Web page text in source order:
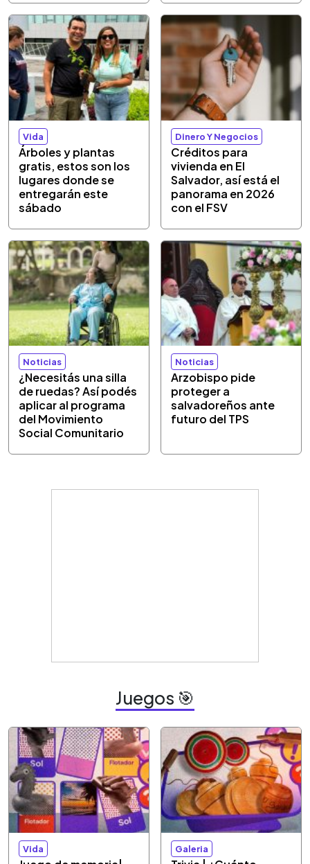
Vida
Árboles y plantas
gratis, estos son los
lugares donde se
entregarán este
sábado
Dinero Y Negocios
Créditos para
vivienda en El
Salvador, así está el
panorama en 2026
con el FSV
Noticias
¿Necesitás una silla
de ruedas? Así podés
aplicar al programa
del Movimiento
Social Comunitario
Noticias
Arzobispo pide
proteger a
salvadoreños ante
futuro del TPS
Juegos 🎯
Vida Galeria